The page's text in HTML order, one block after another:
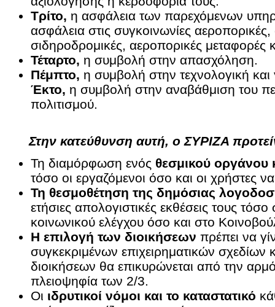
Τρίτο, η ασφάλεια των παρεχόμενων
ασφάλεια στις συγκοινωνίες αεροπορικές,
σιδηροδρομικές, αεροπορικές μεταφορές
Τέταρτο, η συμβολή στην απασχόληση.
Πέμπτο, η συμβολή στην τεχνολογική και
Έκτο, η συμβολή στην αναβάθμιση του
πολιτισμού.
Στην κατεύθυνση αυτή, ο ΣΥΡΙΖΑ
Τη διαμόρφωση ενός θεσμικού οργάνου
τόσο οι εργαζόμενοι όσο και οι χρήστες
Τη θεσμοθέτηση της δημόσιας
ετήσιες απολογιστικές εκθέσεις τους
κοινωνικού ελέγχου όσο και στο
Η επιλογή των διοικήσεων πρέπει να
συγκεκριμένων επιχειρηματικών
διοικήσεων θα επικυρώνεται από την
πλειοψηφία των 2/3.
Οι ιδρυτικοί νόμοι και το καταστατικό